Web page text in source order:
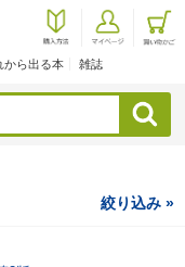
から出る本 雑誌
検索
絞り込み »